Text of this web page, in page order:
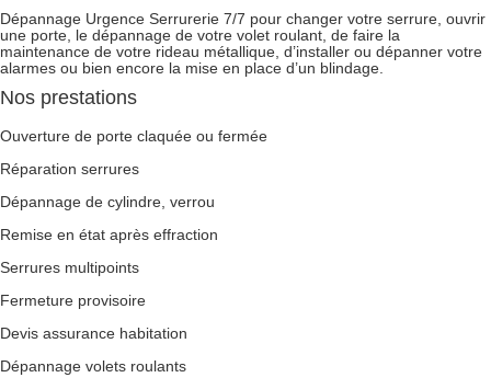
Dépannage Urgence Serrurerie 7/7 pour changer votre serrure, ouvrir
une porte, le dépannage de votre volet roulant, de faire la
maintenance de votre rideau métallique, d’installer ou dépanner votre
alarmes ou bien encore la mise en place d’un blindage.
Nos prestations
Ouverture de porte claquée ou fermée
Réparation serrures
Dépannage de cylindre, verrou
Remise en état après effraction
Serrures multipoints
Fermeture provisoire
Devis assurance habitation
Dépannage volets roulants